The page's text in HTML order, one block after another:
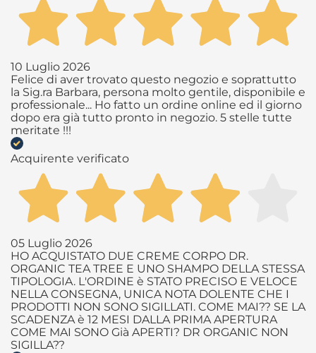
10 Luglio 2026
Felice di aver trovato questo negozio e soprattutto
la Sig.ra Barbara, persona molto gentile, disponibile e
professionale... Ho fatto un ordine online ed il giorno
dopo era già tutto pronto in negozio. 5 stelle tutte
meritate !!!
Acquirente verificato
05 Luglio 2026
HO ACQUISTATO DUE CREME CORPO DR.
ORGANIC TEA TREE E UNO SHAMPO DELLA STESSA
TIPOLOGIA. L'ORDINE è STATO PRECISO E VELOCE
NELLA CONSEGNA, UNICA NOTA DOLENTE CHE I
PRODOTTI NON SONO SIGILLATI. COME MAI?? SE LA
SCADENZA è 12 MESI DALLA PRIMA APERTURA
COME MAI SONO Già APERTI? DR ORGANIC NON
SIGILLA??